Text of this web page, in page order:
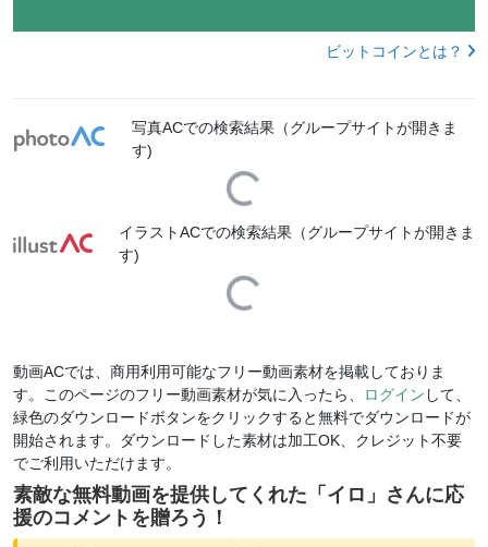
ビットコインとは？
写真ACでの検索結果（グループサイトが開きま
す)
Loading...
イラストACでの検索結果（グループサイトが開きま
す)
Loading...
動画ACでは、商用利用可能なフリー動画素材を掲載しておりま
す。このページのフリー動画素材が気に入ったら、
ログイン して、
緑色のダウンロードボタンをクリックすると無料でダウンロードが
開始されます。ダウンロードした素材は加工OK、クレジット不要
でご利用いただけます。
素敵な無料動画を提供してくれた「 イロ 」さんに応
援のコメントを贈ろう！